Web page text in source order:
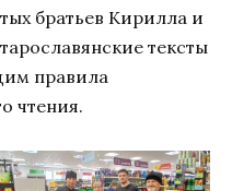
братьев Кирилла и
тексты
правила
чтения.